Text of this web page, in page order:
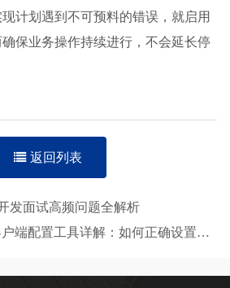
计划遇到不可预料的错误，就启用
保业务操作持续进行，不会延长停
返回列表
发面试高频问题全解析
下一篇 : SQL Server客户端配置工具详解：如何正确设置与问题排查-智穹界来普科技